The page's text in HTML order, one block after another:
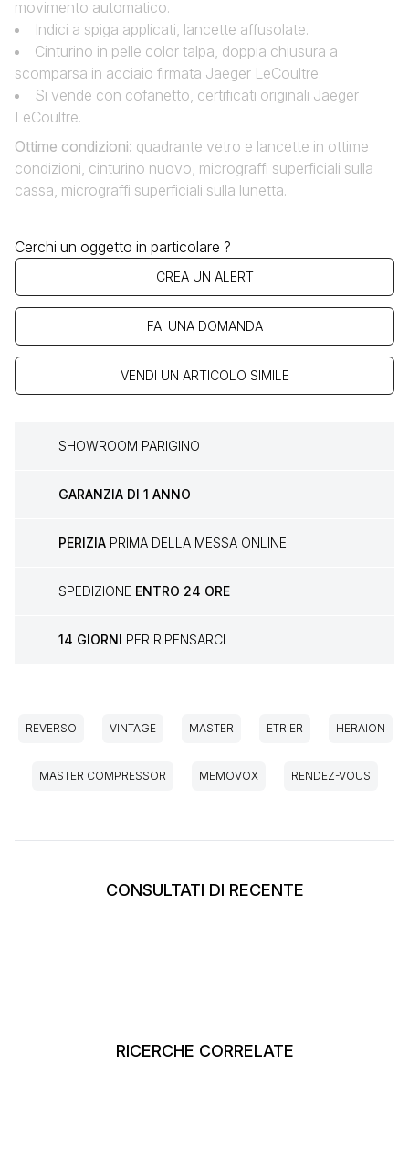
movimento automatico.
Indici a spiga applicati, lancette affusolate.
Cinturino in pelle color talpa, doppia chiusura a
scomparsa in acciaio firmata Jaeger LeCoultre.
Si vende con cofanetto, certificati originali Jaeger
LeCoultre.
Ottime condizioni: quadrante vetro e lancette in ottime
condizioni, cinturino nuovo, micrograffi superficiali sulla
cassa, micrograffi superficiali sulla lunetta.
Cerchi un oggetto in particolare ?
CREA UN ALERT
FAI UNA DOMANDA
VENDI UN ARTICOLO SIMILE
SHOWROOM PARIGINO
GARANZIA DI 1 ANNO
PERIZIA PRIMA DELLA MESSA ONLINE
SPEDIZIONE ENTRO 24 ORE
14 GIORNI PER RIPENSARCI
REVERSO VINTAGE MASTER ETRIER HERAION
MASTER COMPRESSOR MEMOVOX RENDEZ-VOUS
CONSULTATI DI RECENTE
RICERCHE CORRELATE